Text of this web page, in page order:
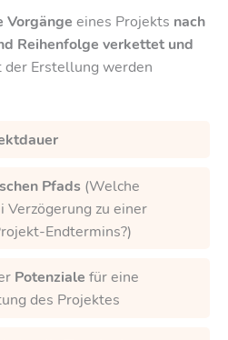
Vorgänge eines Projekts nach
Reihenfolge verkettet und
der Erstellung werden
Pfads(Welche
Verzögerung zu einer
Endtermins?)
Potenziale für eine
des Projektes